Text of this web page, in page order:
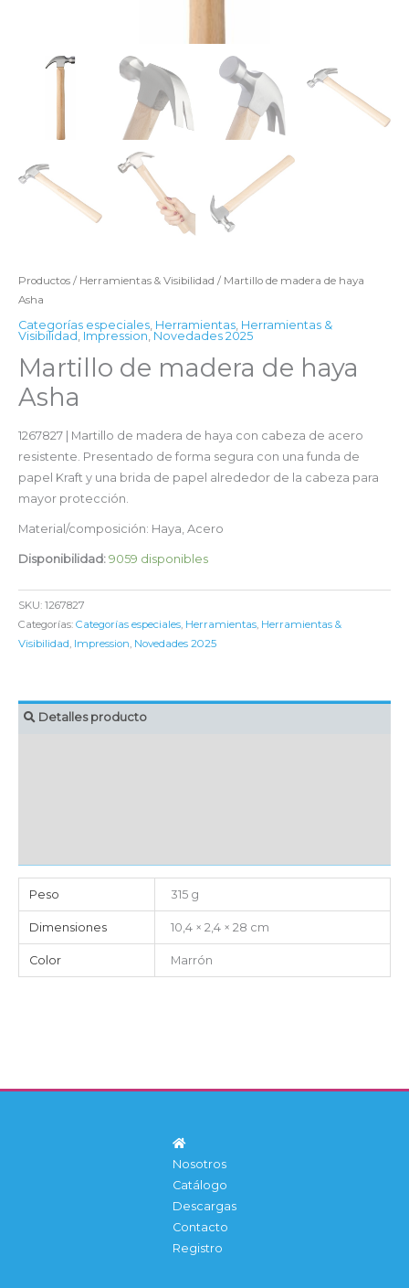
Productos / Herramientas & Visibilidad / Martillo de madera de haya
Asha
Categorías especiales, Herramientas, Herramientas &
Visibilidad , Impression, Novedades 2025
Martillo de madera de haya
Asha
1267827 | Martillo de madera de haya con cabeza de acero
resistente. Presentado de forma segura con una funda de
papel Kraft y una brida de papel alrededor de la cabeza para
mayor protección.
Material/composición: Haya, Acero
Disponibilidad: 9059 disponibles
SKU: 1267827
Categorías: Categorías especiales, Herramientas, Herramientas &
Visibilidad, Impression, Novedades 2025
Detalles producto
Peso 315 g
Dimensiones 10,4 × 2,4 × 28 cm
Color Marrón
Nosotros
Catálogo
Descargas
Contacto
Registro